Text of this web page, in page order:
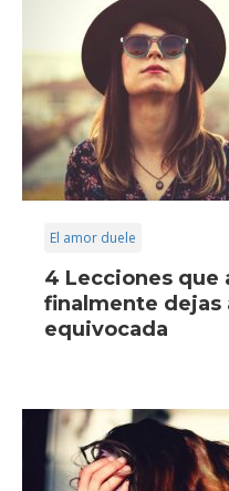
El amor duele
4 Lecciones que
finalmente dejas
equivocada